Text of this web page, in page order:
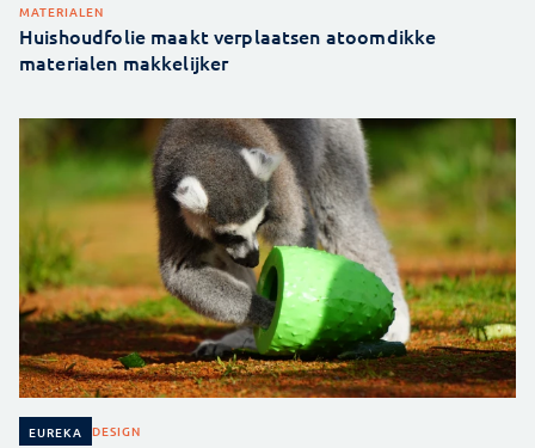
MATERIALEN
Huishoudfolie maakt verplaatsen atoomdikke
materialen makkelijker
EUREKA DESIGN